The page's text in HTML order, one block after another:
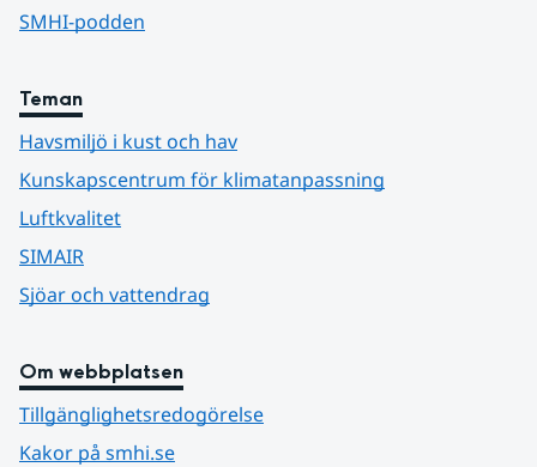
SMHI-podden
Teman
Havsmiljö i kust och hav
Kunskapscentrum för klimatanpassning
Luftkvalitet
SIMAIR
Sjöar och vattendrag
Om webbplatsen
Tillgänglighetsredogörelse
Kakor på smhi.se